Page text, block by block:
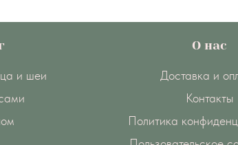
и шеи
О нас
Доставка и
Контакты
Политика